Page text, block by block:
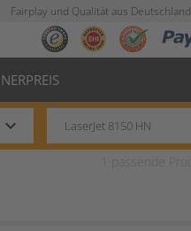
Fairplay und Qualität aus Deutschland
keyboard_arrow_down